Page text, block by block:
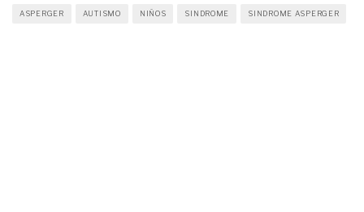
ASPERGER AUTISMO NIÑOS SINDROME SINDROME ASPERGER